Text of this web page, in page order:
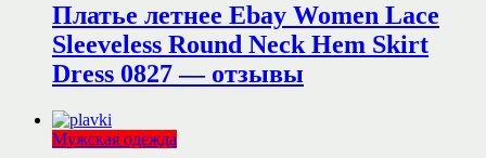
Платье летнее Ebay Women Lace
Sleeveless Round Neck Hem Skirt
Dress 0827 — отзывы
Мужская одежда